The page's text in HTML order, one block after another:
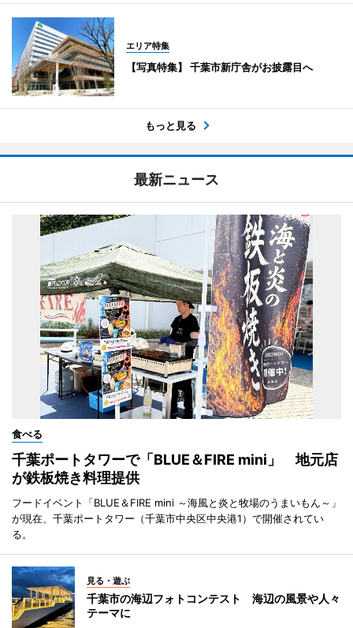
エリア特集
【写真特集】 千葉市新庁舎がお披露目へ
もっと見る
最新ニュース
食べる
千葉ポートタワーで「BLUE＆FIRE mini」 地元店
が鉄板焼き料理提供
フードイベント「BLUE＆FIRE mini ～海風と炎と牧場のうまいもん～」
が現在、千葉ポートタワー（千葉市中央区中央港1）で開催されてい
る。
見る・遊ぶ
千葉市の海辺フォトコンテスト 海辺の風景や人々
テーマに